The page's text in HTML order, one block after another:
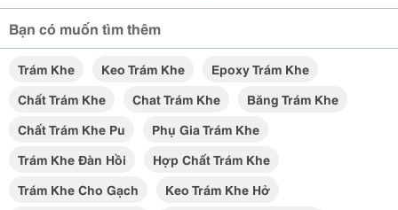
Bạn có muốn tìm thêm
Trám Khe Keo Trám Khe
Epoxy Trám Khe
Chất Trám Khe
Chat Trám Khe
Băng Trám Khe
Chất Trám Khe Pu
Phụ Gia Trám Khe
Trám Khe Đàn Hồi
Hợp Chất Trám Khe
Trám Khe Cho Gạch
Keo Trám Khe Hở